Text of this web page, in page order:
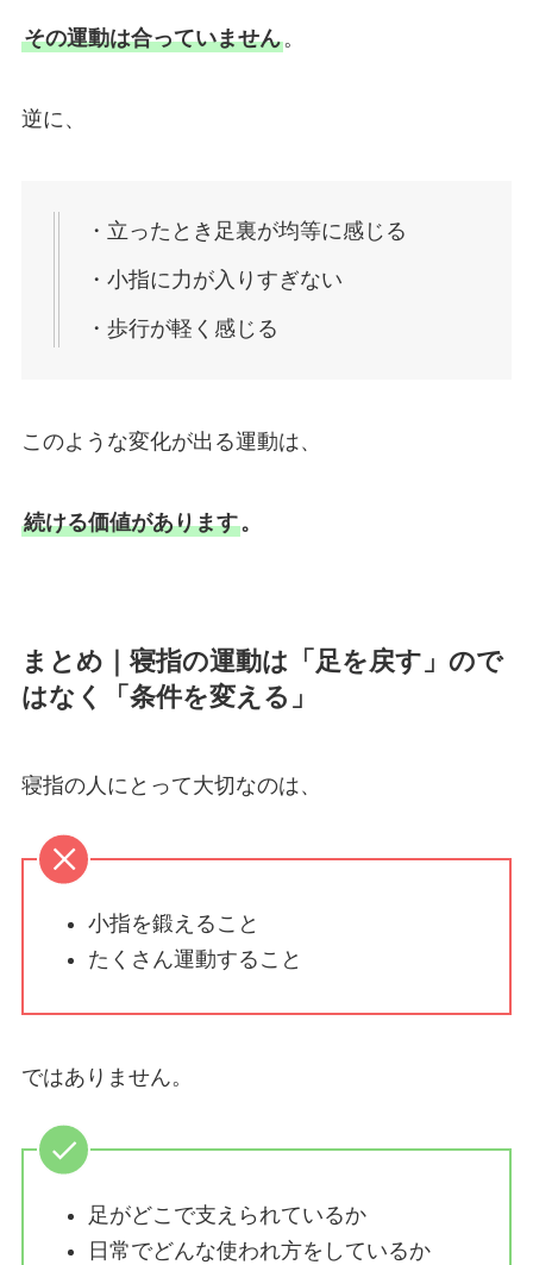
その運動は合っていません。
逆に、
・立ったとき足裏が均等に感じる
・小指に力が入りすぎない
・歩行が軽く感じる
このような変化が出る運動は、
続ける価値があります。
まとめ｜寝指の運動は「足を戻す」ので
はなく「条件を変える」
寝指の人にとって大切なのは、
小指を鍛えること
たくさん運動すること
ではありません。
足がどこで支えられているか
日常でどんな使われ方をしているか